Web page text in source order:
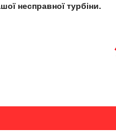
несправної турбіни.